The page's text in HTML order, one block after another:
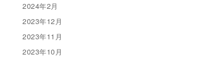
2024年2月
2023年12月
2023年11月
2023年10月